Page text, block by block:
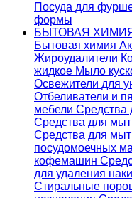
Посуда для
формы
БЫТОВАЯ
Бытовая химия
Жироудалители
жидкое Мыло
Освежители для
Отбеливатели и
мебели Средства
Средства для
Средства для
посудомоечных
кофемашин
для удаления
Стиральные